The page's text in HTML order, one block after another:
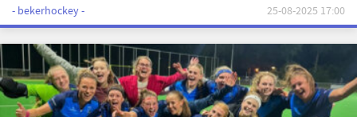
- bekerhockey - 25-08-2025 17:00